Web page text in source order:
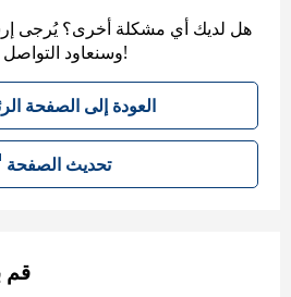
هل لديك أي مشكلة أخرى؟ يُرجى
وسنعاود التواصل معك. شكرًا على صبرك!
العودة إلى الصفحة
تحديث الصفحة
قم